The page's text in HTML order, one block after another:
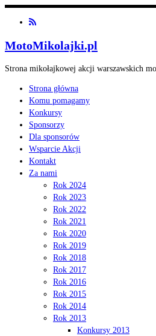
MotoMikolajki.pl
Strona mikołajkowej akcji warszawskich
Strona główna
Komu pomagamy
Konkursy
Sponsorzy
Dla sponsorów
Wsparcie Akcji
Kontakt
Za nami
Rok 2024
Rok 2023
Rok 2022
Rok 2021
Rok 2020
Rok 2019
Rok 2018
Rok 2017
Rok 2016
Rok 2015
Rok 2014
Rok 2013
Konkursy 2013